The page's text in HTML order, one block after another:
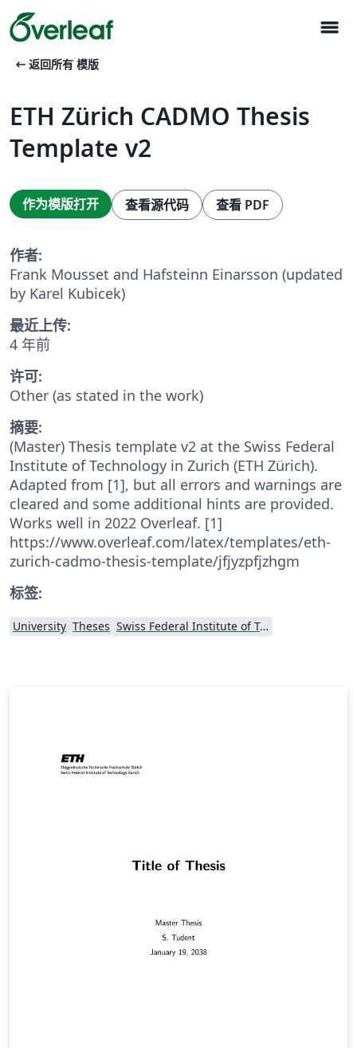
menu
arrow_left_alt 返回所有 模版
ETH Zürich CADMO Thesis
Template v2
作为模版打开 查看源代码 查看 PDF
作者:
Frank Mousset and Hafsteinn Einarsson (updated
by Karel Kubicek)
最近上传:
4 年前
许可:
Other (as stated in the work)
摘要:
(Master) Thesis template v2 at the Swiss Federal
Institute of Technology in Zurich (ETH Zürich).
Adapted from [1], but all errors and warnings are
cleared and some additional hints are provided.
Works well in 2022 Overleaf. [1]
https://www.overleaf.com/latex/templates/eth-
zurich-cadmo-thesis-template/jfjyzpfjzhgm
标签:
University Theses Swiss Federal Institute of Technology in Zurich (ETH Zürich)